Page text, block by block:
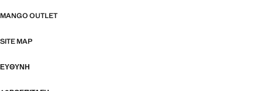
MANGO OUTLET
SITE MAP
ΕΥΘΥΝΗ